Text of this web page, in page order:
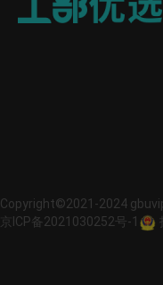
Copyright©2021-2024
京ICP备2021030252号-1